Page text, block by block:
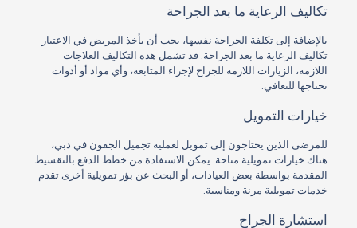
تكاليف الرعاية ما بعد الجراحة
بالإضافة إلى تكلفة الجراحة نفسها، يجب أن يأخذ المريض في الاعتبار
تكاليف الرعاية ما بعد الجراحة. قد تشمل هذه التكاليف العلاجات
اللازمة، الزيارات اللازمة للجراح لإجراء المتابعة، وأي مواد أو أدوات
تحتاجها للتعافي.
خيارات التمويل
للمرضى الذين يحتاجون إلى تمويل لعملية تجميل الجفون في دبي،
هناك خيارات تمويلية متاحة. يمكن الاستفادة من خطط الدفع بالتقسيط
المقدمة بواسطة بعض العيادات، أو البحث عن بؤر تمويلية أخرى تقدم
خدمات تمويلية مرنة ومناسبة.
استشارة الجراح